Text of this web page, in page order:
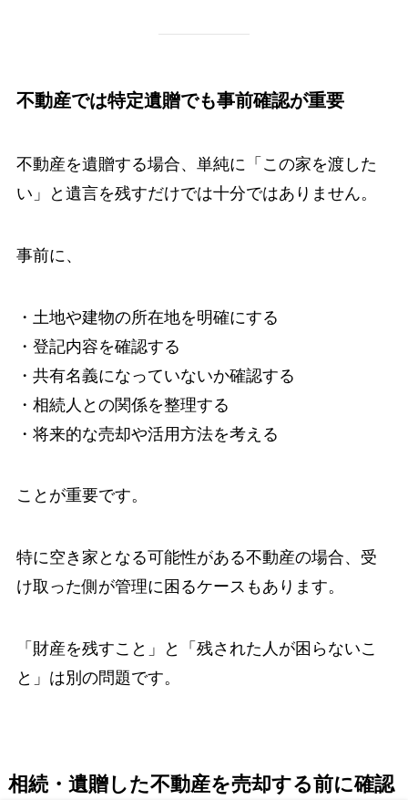
不動産では特定遺贈でも事前確認が重要
不動産を遺贈する場合、単純に「この家を渡した
い」と遺言を残すだけでは十分ではありません。
事前に、
・土地や建物の所在地を明確にする
・登記内容を確認する
・共有名義になっていないか確認する
・相続人との関係を整理する
・将来的な売却や活用方法を考える
ことが重要です。
特に空き家となる可能性がある不動産の場合、受
け取った側が管理に困るケースもあります。
「財産を残すこと」と「残された人が困らないこ
と」は別の問題です。
相続・遺贈した不動産を売却する前に確認